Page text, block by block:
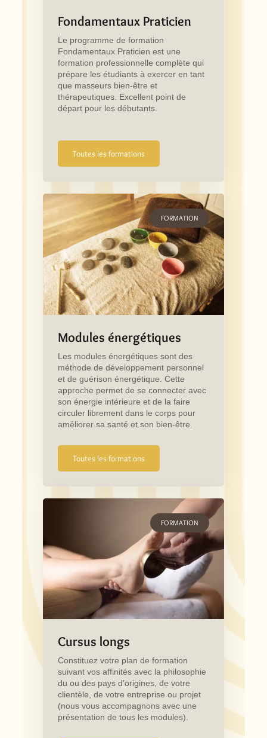
Fondamentaux Praticien
Le programme de formation
Fondamentaux Praticien est une
formation professionnelle complète qui
prépare les étudiants à exercer en tant
que masseurs bien-être et
thérapeutiques. Excellent point de
départ pour les débutants.
Toutes les formations
FORMATION
Modules énergétiques
Les modules énergétiques sont des
méthode de développement personnel
et de guérison énergétique. Cette
approche permet de se connecter avec
son énergie intérieure et de la faire
circuler librement dans le corps pour
améliorer sa santé et son bien-être.
Toutes les formations
FORMATION
Cursus longs
Constituez votre plan de formation
suivant vos affinités avec la philosophie
du ou des pays d’origines, de votre
clientèle, de votre entreprise ou projet
(nous vous accompagnons avec une
présentation de tous les modules).